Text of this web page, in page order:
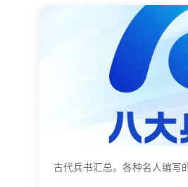
古代兵书汇总。各种名人编写